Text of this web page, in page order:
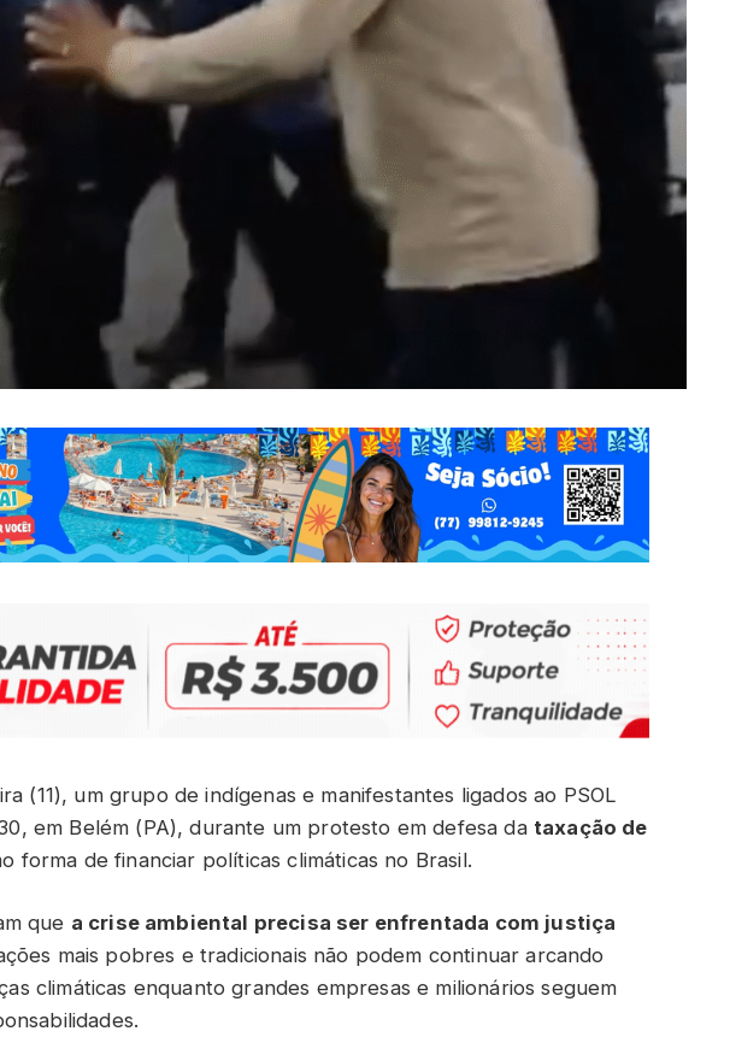
(11), um grupo de indígenas e manifestantes ligados ao PSOL
em Belém (PA), durante um protesto em defesa da taxação de
forma de financiar políticas climáticas no Brasil.
que a crise ambiental precisa ser enfrentada com justiça
mais pobres e tradicionais não podem continuar arcando
climáticas enquanto grandes empresas e milionários seguem